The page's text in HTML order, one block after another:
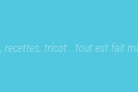
recettes, tricot...tout est fait